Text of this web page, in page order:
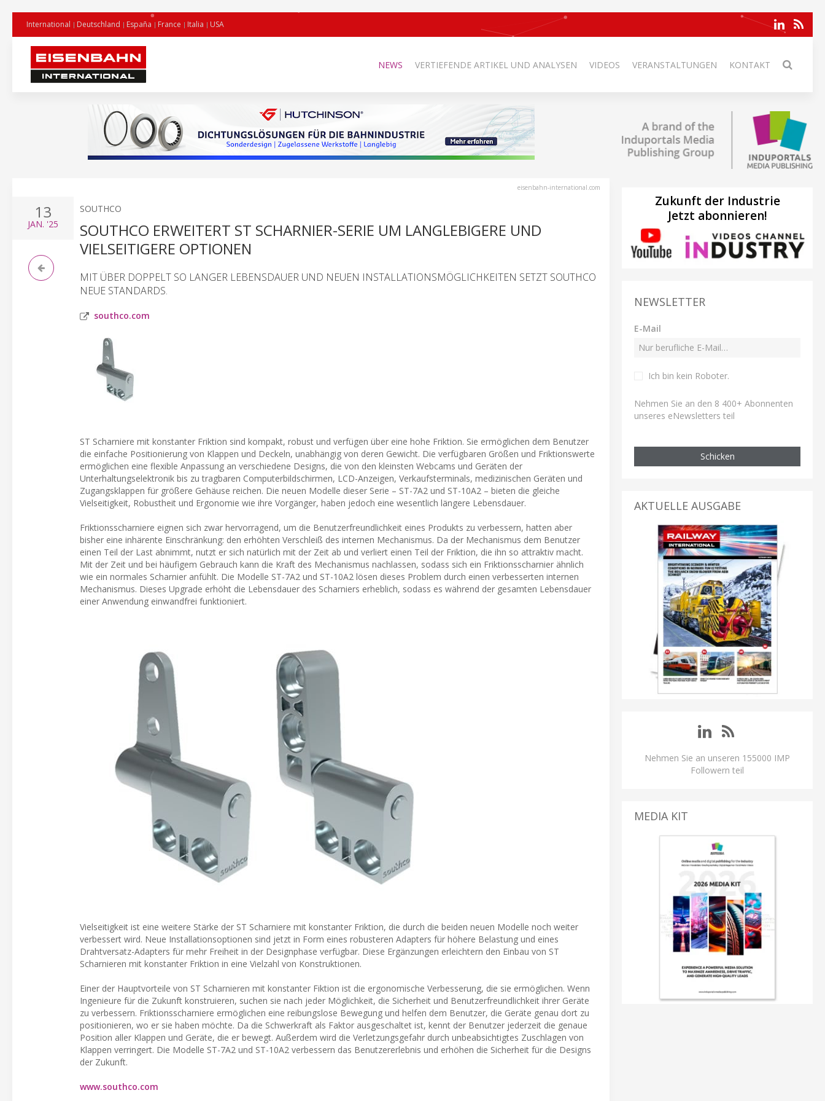
International Deutschland España France Italia USA
NEWS VERTIEFENDE ARTIKEL UND ANALYSEN VIDEOS VERANSTALTUNGEN KONTAKT
eisenbahn-international.com
13
JAN. '25
SOUTHCO
SOUTHCO ERWEITERT ST SCHARNIER-SERIE UM LANGLEBIGERE UND
VIELSEITIGERE OPTIONEN
MIT ÜBER DOPPELT SO LANGER LEBENSDAUER UND NEUEN INSTALLATIONSMÖGLICHKEITEN SETZT SOUTHCO
NEUE STANDARDS.
southco.com
ST Scharniere mit konstanter Friktion sind kompakt, robust und verfügen über eine hohe Friktion. Sie ermöglichen dem Benutzer
die einfache Positionierung von Klappen und Deckeln, unabhängig von deren Gewicht. Die verfügbaren Größen und Friktionswerte
ermöglichen eine flexible Anpassung an verschiedene Designs, die von den kleinsten Webcams und Geräten der
Unterhaltungselektronik bis zu tragbaren Computerbildschirmen, LCD-Anzeigen, Verkaufsterminals, medizinischen Geräten und
Zugangsklappen für größere Gehäuse reichen. Die neuen Modelle dieser Serie – ST-7A2 und ST-10A2 – bieten die gleiche
Vielseitigkeit, Robustheit und Ergonomie wie ihre Vorgänger, haben jedoch eine wesentlich längere Lebensdauer.
Friktionsscharniere eignen sich zwar hervorragend, um die Benutzerfreundlichkeit eines Produkts zu verbessern, hatten aber
bisher eine inhärente Einschränkung: den erhöhten Verschleiß des internen Mechanismus. Da der Mechanismus dem Benutzer
einen Teil der Last abnimmt, nutzt er sich natürlich mit der Zeit ab und verliert einen Teil der Friktion, die ihn so attraktiv macht.
Mit der Zeit und bei häufigem Gebrauch kann die Kraft des Mechanismus nachlassen, sodass sich ein Friktionsscharnier ähnlich
wie ein normales Scharnier anfühlt. Die Modelle ST-7A2 und ST-10A2 lösen dieses Problem durch einen verbesserten internen
Mechanismus. Dieses Upgrade erhöht die Lebensdauer des Scharniers erheblich, sodass es während der gesamten Lebensdauer
einer Anwendung einwandfrei funktioniert.
Vielseitigkeit ist eine weitere Stärke der ST Scharniere mit konstanter Friktion, die durch die beiden neuen Modelle noch weiter
verbessert wird. Neue Installationsoptionen sind jetzt in Form eines robusteren Adapters für höhere Belastung und eines
Drahtversatz-Adapters für mehr Freiheit in der Designphase verfügbar. Diese Ergänzungen erleichtern den Einbau von ST
Scharnieren mit konstanter Friktion in eine Vielzahl von Konstruktionen.
Einer der Hauptvorteile von ST Scharnieren mit konstanter Fiktion ist die ergonomische Verbesserung, die sie ermöglichen. Wenn
Ingenieure für die Zukunft konstruieren, suchen sie nach jeder Möglichkeit, die Sicherheit und Benutzerfreundlichkeit ihrer Geräte
zu verbessern. Friktionsscharniere ermöglichen eine reibungslose Bewegung und helfen dem Benutzer, die Geräte genau dort zu
positionieren, wo er sie haben möchte. Da die Schwerkraft als Faktor ausgeschaltet ist, kennt der Benutzer jederzeit die genaue
Position aller Klappen und Geräte, die er bewegt. Außerdem wird die Verletzungsgefahr durch unbeabsichtigtes Zuschlagen von
Klappen verringert. Die Modelle ST-7A2 und ST-10A2 verbessern das Benutzererlebnis und erhöhen die Sicherheit für die Designs
der Zukunft.
www.southco.com
Zukunft der Industrie
Jetzt abonnieren!
NEWSLETTER
E-Mail
Ich bin kein Roboter.
Nehmen Sie an den 8 400+ Abonnenten
unseres eNewsletters teil
Schicken
AKTUELLE AUSGABE
Nehmen Sie an unseren 155000 IMP
Followern teil
MEDIA KIT